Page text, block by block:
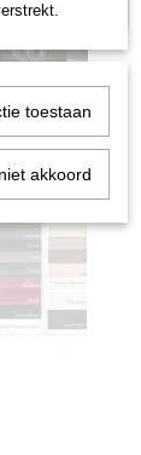
toestaan
akkoord